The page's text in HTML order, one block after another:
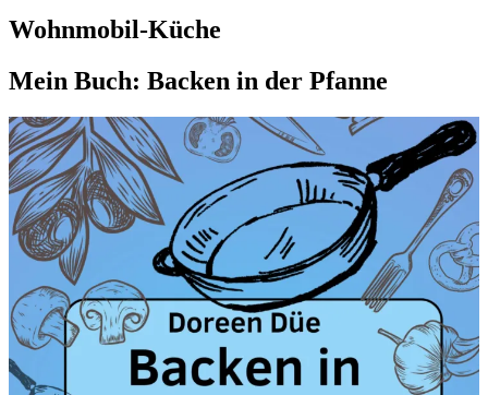
Wohnmobil-Küche
Mein Buch: Backen in der Pfanne